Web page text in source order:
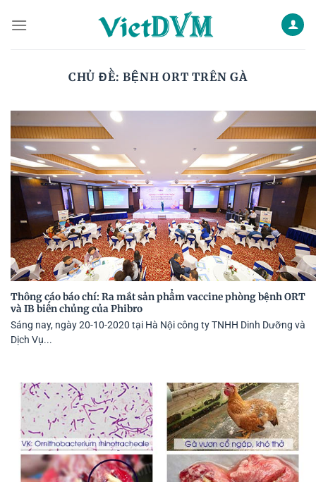
CHỦ ĐỀ:BỆNH ORT TRÊN GÀ
Thông cáo báo chí: Ra mắt sản phẩm vaccine phòng bệnh ORT
và IB biến chủng của Phibro
Sáng nay, ngày 20-10-2020 tại Hà Nội công ty TNHH Dinh Dưỡng và
Dịch Vụ...